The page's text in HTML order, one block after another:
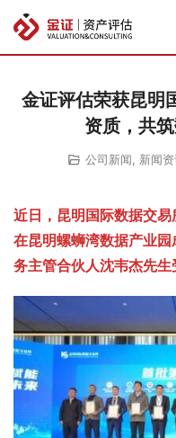
金证评估荣获昆明
资质，共
公司新闻 新闻
近日，昆明国际数据交
在昆明螺蛳湾数据产业
务主管合伙人沈韦杰先生